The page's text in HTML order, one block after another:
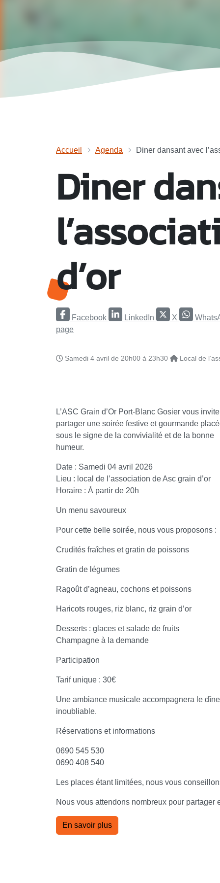
Accueil Agenda Diner dansant avec
Diner
d’or
Facebook LinkedIn X
page
Samedi 4 avril de 20h00 à 23h30 Local de
L’ASC Grain d’Or Port-Blanc Gosier vous
partager une soirée festive et gourmande
sous le signe de la convivialité et de la bonne
humeur.
Date : Samedi 04 avril 2026
Lieu : local de l’association de Asc grain d’or
Horaire : À partir de 20h
Un menu savoureux
Pour cette belle soirée, nous vous proposons :
Crudités fraîches et gratin de poissons
Gratin de légumes
Ragoût d’agneau, cochons et poissons
Haricots rouges, riz blanc, riz grain d’or
Desserts : glaces et salade de fruits
Champagne à la demande
Participation
Tarif unique : 30€
Une ambiance musicale accompagnera le
inoubliable.
Réservations et informations
0690 545 530
0690 408 540
Les places étant limitées, nous vous
Nous vous attendons nombreux pour partager
En savoir plus